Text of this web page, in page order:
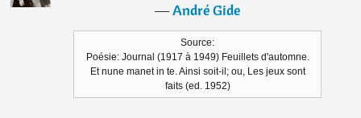
―André Gide
Source:
Poésie: Journal (1917 à 1949) Feuillets d'automne.
Et nune manet in te. Ainsi soit-il; ou, Les jeux sont
faits (ed. 1952)